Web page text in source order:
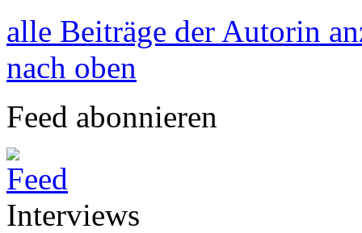
alle Beiträge der Autorin
nach oben
Feed abonnieren
Interviews